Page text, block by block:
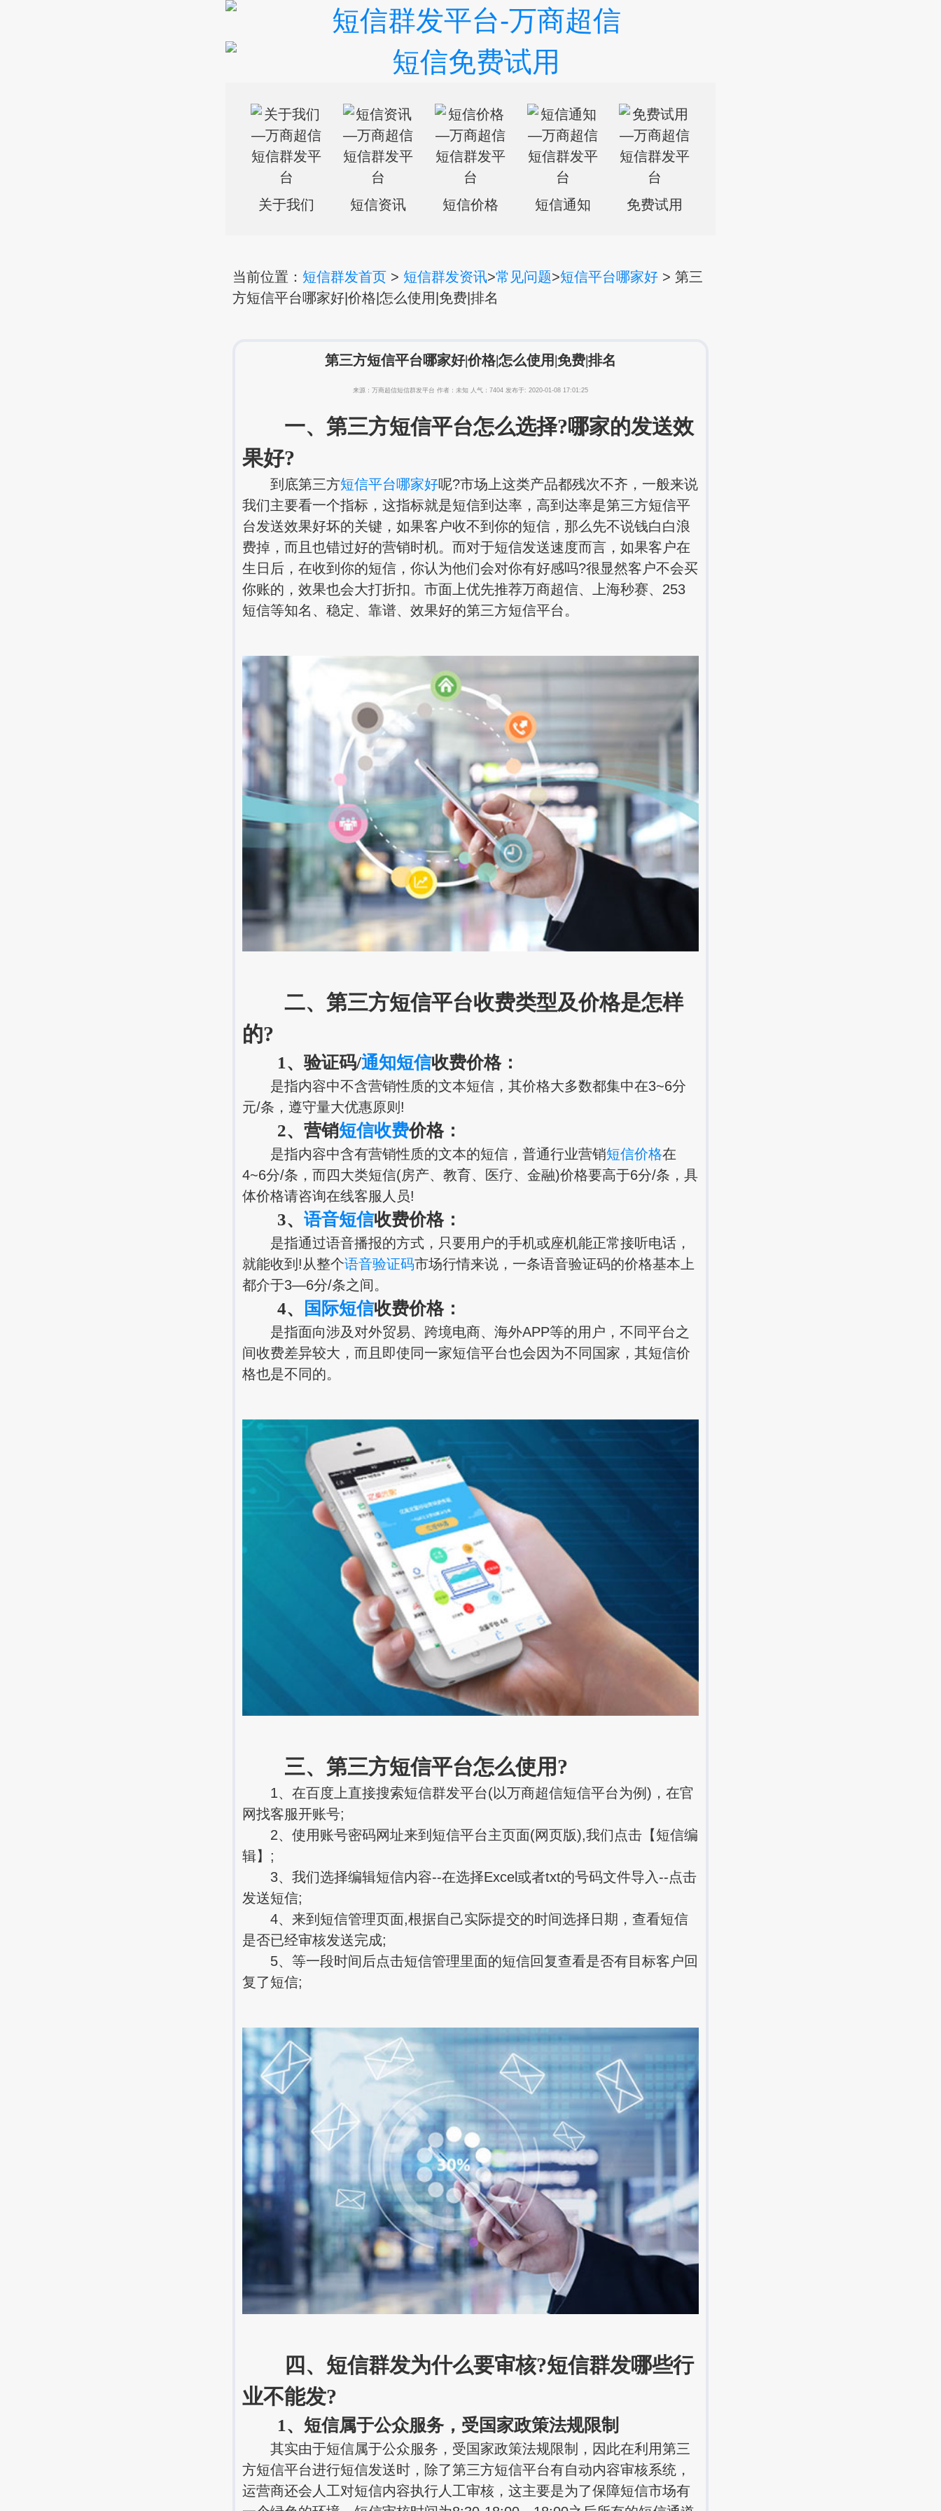
关于我们 短信资讯 短信价格 短信通知 免费试用
当前位置： 短信群发首页 > 短信群发资讯>常见问题>短信平台哪家好 > 第三
方短信平台哪家好|价格|怎么使用|免费|排名
第三方短信平台哪家好|价格|怎么使用|免费|排名
来源：万商超信短信群发平台 作者：未知 人气：7404 发布于: 2020-01-08 17:01:25
一、第三方短信平台怎么选择?哪家的发送效
果好?
到底第三方短信平台哪家好呢?市场上这类产品都残次不齐，一般来说
我们主要看一个指标，这指标就是短信到达率，高到达率是第三方短信平
台发送效果好坏的关键，如果客户收不到你的短信，那么先不说钱白白浪
费掉，而且也错过好的营销时机。而对于短信发送速度而言，如果客户在
生日后，在收到你的短信，你认为他们会对你有好感吗?很显然客户不会买
你账的，效果也会大打折扣。市面上优先推荐万商超信、上海秒赛、253
短信等知名、稳定、靠谱、效果好的第三方短信平台。
二、第三方短信平台收费类型及价格是怎样
的?
1、验证码/通知短信收费价格：
是指内容中不含营销性质的文本短信，其价格大多数都集中在3~6分
元/条，遵守量大优惠原则!
2、营销短信收费价格：
是指内容中含有营销性质的文本的短信，普通行业营销短信价格在
4~6分/条，而四大类短信(房产、教育、医疗、金融)价格要高于6分/条，具
体价格请咨询在线客服人员!
3、语音短信收费价格：
是指通过语音播报的方式，只要用户的手机或座机能正常接听电话，
就能收到!从整个语音验证码市场行情来说，一条语音验证码的价格基本上
都介于3—6分/条之间。
4、 国际短信收费价格：
是指面向涉及对外贸易、跨境电商、海外APP等的用户，不同平台之
间收费差异较大，而且即使同一家短信平台也会因为不同国家，其短信价
格也是不同的。
三、第三方短信平台怎么使用?
1、在百度上直接搜索短信群发平台(以万商超信短信平台为例)，在官
网找客服开账号;
2、使用账号密码网址来到短信平台主页面(网页版),我们点击【短信编
辑】;
3、我们选择编辑短信内容--在选择Excel或者txt的号码文件导入--点击
发送短信;
4、来到短信管理页面,根据自己实际提交的时间选择日期，查看短信
是否已经审核发送完成;
5、等一段时间后点击短信管理里面的短信回复查看是否有目标客户回
复了短信;
四、短信群发为什么要审核?短信群发哪些行
业不能发?
1、短信属于公众服务，受国家政策法规限制
其实由于短信属于公众服务，受国家政策法规限制，因此在利用第三
方短信平台进行短信发送时，除了第三方短信平台有自动内容审核系统，
运营商还会人工对短信内容执行人工审核，这主要是为了保障短信市场有